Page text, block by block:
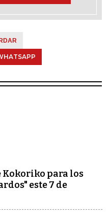
Kokoriko para los
este 7 de